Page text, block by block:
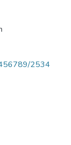
2534